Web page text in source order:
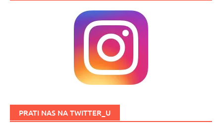
PRATI NAS NA TWITTER_U